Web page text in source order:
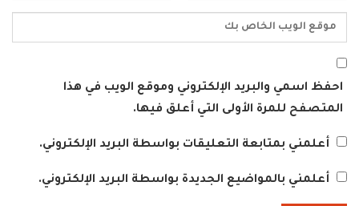
احفظ اسمي والبريد الإلكتروني وموقع الويب في هذا
المتصفح للمرة الأولى التي أعلق فيها.
أعلمني بمتابعة التعليقات بواسطة البريد الإلكتروني.
أعلمني بالمواضيع الجديدة بواسطة البريد الإلكتروني.